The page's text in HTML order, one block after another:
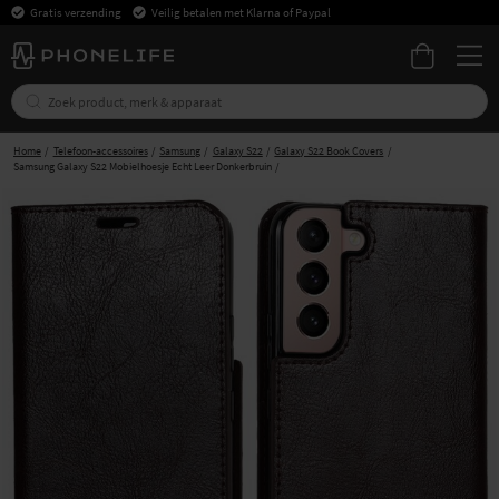
Gratis verzending Veilig betalen met Klarna of Paypal
Home Telefoon-accessoires Samsung Galaxy S22
Galaxy S22 Book Covers
Samsung Galaxy S22 Mobielhoesje Echt Leer Donkerbruin